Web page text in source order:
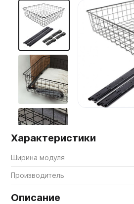
Мебельные образцы, каталоги
Характеристики
Ширина модуля
Производитель
Описание